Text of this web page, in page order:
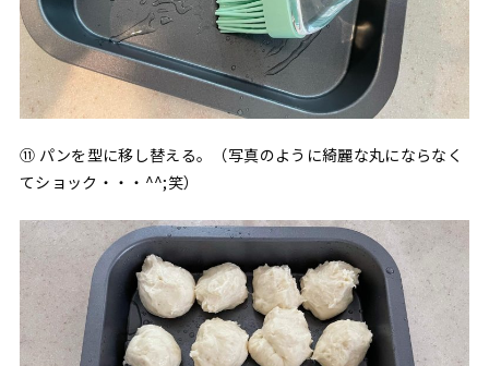
⑪ パンを型に移し替える。（写真のように綺麗な丸にならなく
てショック・・・^^;笑）